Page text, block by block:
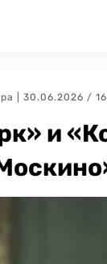
| 30.06.2026 /
и